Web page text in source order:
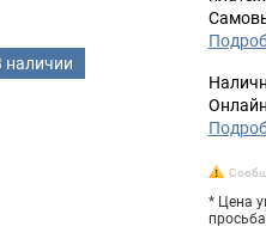
наличии
* Цена